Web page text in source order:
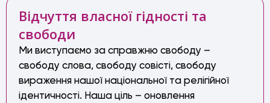
Відчуття власної гідності та
свободи
Ми виступаємо за справжню свободу –
свободу слова, свободу совісті, свободу
вираження нашої національної та релігійної
ідентичності. Наша ціль – оновлення